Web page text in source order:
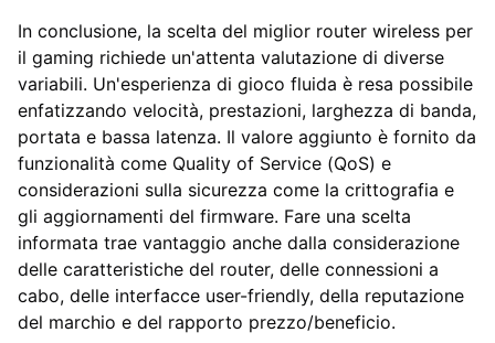
In conclusione, la scelta del miglior router wireless per
il gaming richiede un'attenta valutazione di diverse
variabili. Un'esperienza di gioco fluida è resa possibile
enfatizzando velocità, prestazioni, larghezza di banda,
portata e bassa latenza. Il valore aggiunto è fornito da
funzionalità come Quality of Service (QoS) e
considerazioni sulla sicurezza come la crittografia e
gli aggiornamenti del firmware. Fare una scelta
informata trae vantaggio anche dalla considerazione
delle caratteristiche del router, delle connessioni a
cabo, delle interfacce user-friendly, della reputazione
del marchio e del rapporto prezzo/beneficio.